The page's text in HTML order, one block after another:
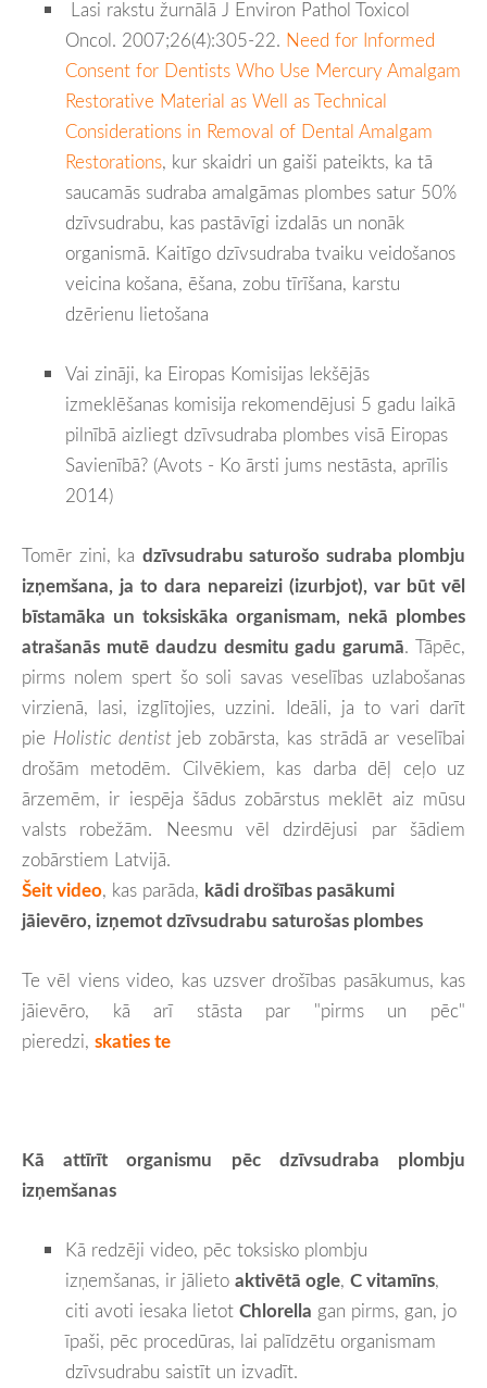
Lasi rakstu žurnālā J Environ Pathol Toxicol
Oncol. 2007;26(4):305-22. Need for Informed
Consent for Dentists Who Use Mercury Amalgam
Restorative Material as Well as Technical
Considerations in Removal of Dental Amalgam
Restorations, kur skaidri un gaiši pateikts, ka tā
saucamās sudraba amalgāmas plombes satur 50%
dzīvsudrabu, kas pastāvīgi izdalās un nonāk
organismā. Kaitīgo dzīvsudraba tvaiku veidošanos
veicina košana, ēšana, zobu tīrīšana, karstu
dzērienu lietošana
Vai zināji, ka Eiropas Komisijas Iekšējās
izmeklēšanas komisija rekomendējusi 5 gadu laikā
pilnībā aizliegt dzīvsudraba plombes visā Eiropas
Savienībā? (Avots - Ko ārsti jums nestāsta, aprīlis
2014)
Tomēr zini, ka dzīvsudrabu saturošo sudraba plombju
izņemšana, ja to dara nepareizi (izurbjot), var būt vēl
bīstamāka un toksiskāka organismam, nekā plombes
atrašanās mutē daudzu desmitu gadu garumā. Tāpēc,
pirms nolem spert šo soli savas veselības uzlabošanas
virzienā, lasi, izglītojies, uzzini. Ideāli, ja to vari darīt
pie Holistic dentist jeb zobārsta, kas strādā ar veselībai
drošām metodēm. Cilvēkiem, kas darba dēļ ceļo uz
ārzemēm, ir iespēja šādus zobārstus meklēt aiz mūsu
valsts robežām. Neesmu vēl dzirdējusi par šādiem
zobārstiem Latvijā.
Šeit video, kas parāda, kādi drošības pasākumi
jāievēro, izņemot dzīvsudrabu saturošas plombes
Te vēl viens video, kas uzsver drošības pasākumus, kas
jāievēro, kā arī stāsta par "pirms un pēc"
pieredzi, skaties te
Kā attīrīt organismu pēc dzīvsudraba plombju
izņemšanas
Kā redzēji video, pēc toksisko plombju
izņemšanas, ir jālieto aktivētā ogle, C vitamīns,
citi avoti iesaka lietot Chlorella gan pirms, gan, jo
īpaši, pēc procedūras, lai palīdzētu organismam
dzīvsudrabu saistīt un izvadīt.